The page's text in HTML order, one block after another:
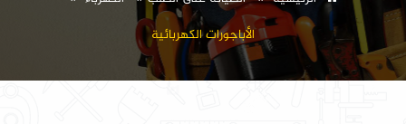
الأباجورات الكهربائية